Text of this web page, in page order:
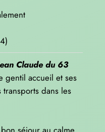
Claude du 63
gentil accueil et ses
dans les